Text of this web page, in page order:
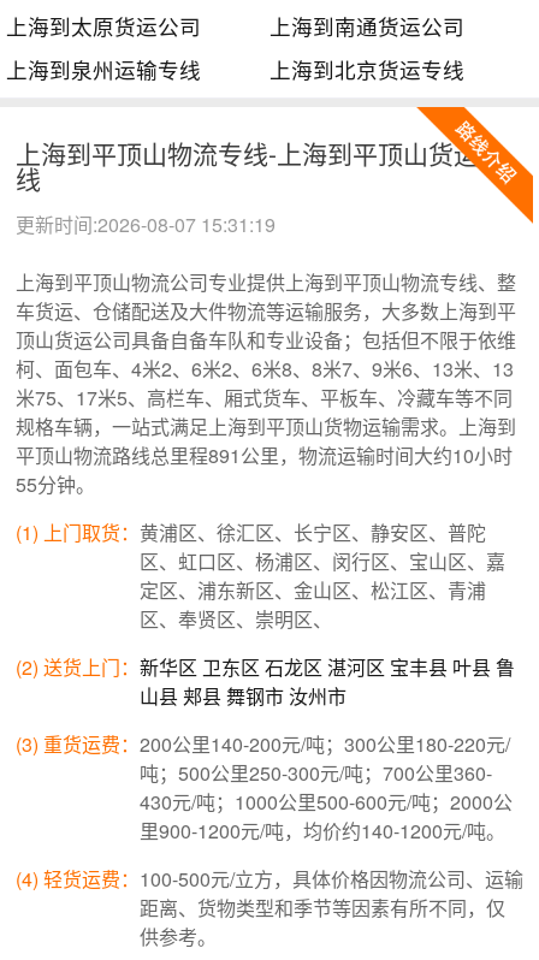
上海到太原货运公司
上海到南通货运公司
上海到泉州运输专线
上海到北京货运专线
上海到平顶山物流专线-上海到平顶山货运专
线
更新时间:2026-08-07 15:31:19
上海到平顶山物流公司专业提供上海到平顶山物流专线、整
车货运、仓储配送及大件物流等运输服务，大多数上海到平
顶山货运公司具备自备车队和专业设备；包括但不限于依维
柯、面包车、4米2、6米2、6米8、8米7、9米6、13米、13
米75、17米5、高栏车、厢式货车、平板车、冷藏车等不同
规格车辆，一站式满足上海到平顶山货物运输需求。上海到
平顶山物流路线总里程891公里，物流运输时间大约10小时
55分钟。
(1) 上门取货： 黄浦区、徐汇区、长宁区、静安区、普陀
区、虹口区、杨浦区、闵行区、宝山区、嘉
定区、浦东新区、金山区、松江区、青浦
区、奉贤区、崇明区、
(2) 送货上门： 新华区 卫东区 石龙区 湛河区 宝丰县 叶县鲁
山县 郏县舞钢市 汝州市
(3) 重货运费： 200公里140-200元/吨；300公里180-220元/
吨；500公里250-300元/吨；700公里360-
430元/吨；1000公里500-600元/吨；2000公
里900-1200元/吨，均价约140-1200元/吨。
(4) 轻货运费： 100-500元/立方，具体价格因物流公司、运输
距离、货物类型和季节等因素有所不同，仅
供参考。